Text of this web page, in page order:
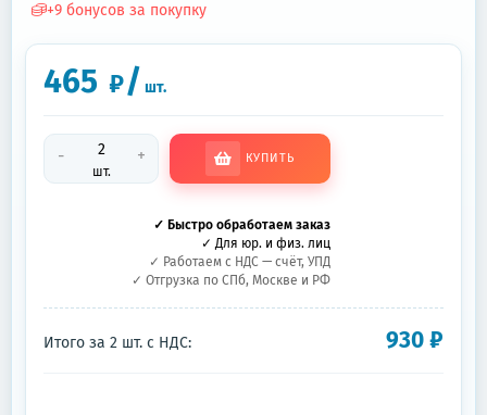
+9 бонусов за покупку
465 ₽/ шт.
-
шт.
+ КУПИТЬ
✓ Быстро обработаем заказ
✓ Для юр. и физ. лиц
✓ Работаем с НДС — счёт, УПД
✓ Отгрузка по СПб, Москве и РФ
Итого за 2 шт. с НДС: 930₽